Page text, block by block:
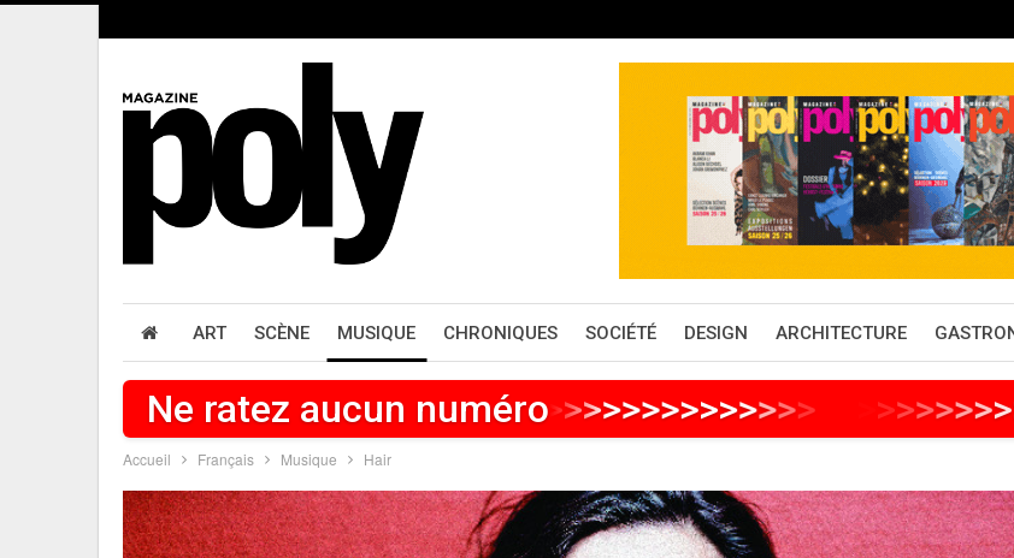
ART SCÈNE MUSIQUE CHRONIQUES SOCIÉTÉ DESIGN ARCHITECTURE
Ne ratez aucun numéro>>>>>>>>>>>>>> >>>>>>>
Accueil Français Musique Hair